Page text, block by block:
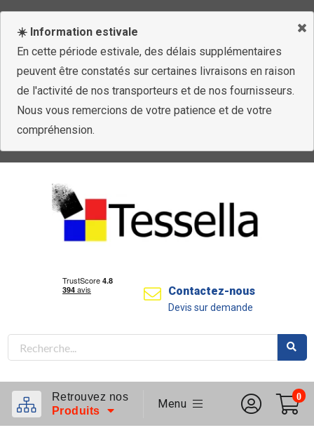
☀️ Information estivale
En cette période estivale, des délais supplémentaires
peuvent être constatés sur certaines livraisons en raison
de l'activité de nos transporteurs et de nos fournisseurs.
Nous vous remercions de votre patience et de votre
compréhension.
Contactez-nous
Devis sur demande
Retrouvez nos
Produits
Menu
0